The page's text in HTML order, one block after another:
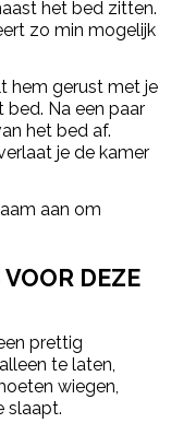
het bed zitten.
zo min mogelijk
hem gerust met je
bed. Na een paar
het bed af.
je de kamer
aan om
DEZE
prettig
te laten,
wiegen,
slaapt.